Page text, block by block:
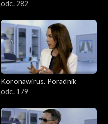
odc. 282
Koronawirus. Poradnik
odc. 179